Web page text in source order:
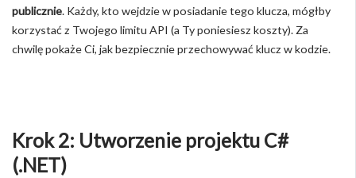
publicznie. Każdy, kto wejdzie w posiadanie tego klucza, mógłby
korzystać z Twojego limitu API (a Ty poniesiesz koszty). Za
chwilę pokaże Ci, jak bezpiecznie przechowywać klucz w kodzie.
Krok 2: Utworzenie projektu C#
(.NET)